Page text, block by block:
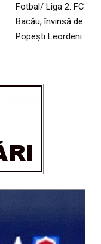
Fotbal/ Liga 2: FC
Bacău, învinsă de
Popești Leordeni